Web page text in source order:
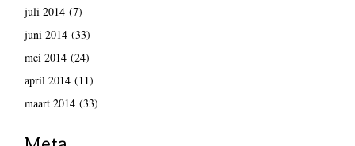
juli 2014(7)
juni 2014(33)
mei 2014(24)
april 2014(11)
maart 2014(33)